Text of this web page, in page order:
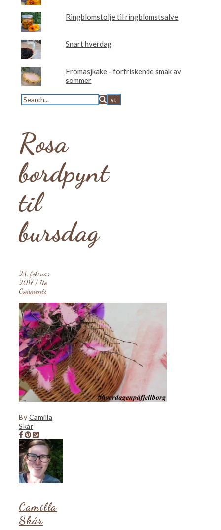
Ringblomstolje til ringblomstsalve
Snart hverdag
Fromasjkake - forfriskende smak av
sommer
Rosa
bordpynt
til
bursdag
24. februar
2017 / No
Comments
By Camilla
Skår
Camilla
Skår